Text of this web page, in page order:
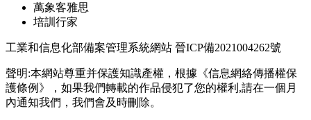
萬象客雅思
培訓行家
工業和信息化部備案管理系統網站 晉ICP備2021004262號
聲明:本網站尊重并保護知識產權，根據《信息網絡傳播權保
護條例》，如果我們轉載的作品侵犯了您的權利,請在一個月
內通知我們，我們會及時刪除。